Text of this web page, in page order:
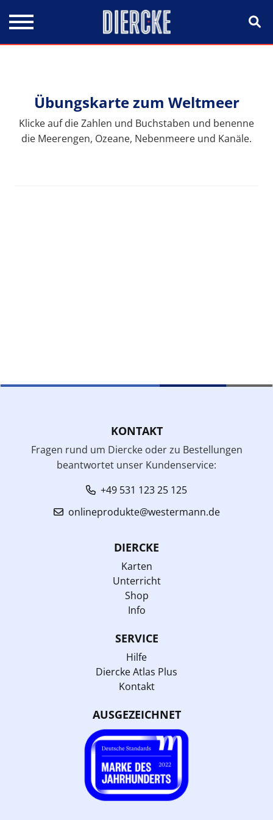
Übungskarte zum Weltmeer
Klicke auf die Zahlen und Buchstaben und benenne
die Meerengen, Ozeane, Nebenmeere und Kanäle.
KONTAKT
Fragen rund um Diercke oder zu Bestellungen
beantwortet unser Kundenservice:
+49 531 123 25 125
onlineprodukte@westermann.de
DIERCKE
Karten
Unterricht
Shop
Info
SERVICE
Hilfe
Diercke Atlas Plus
Kontakt
AUSGEZEICHNET